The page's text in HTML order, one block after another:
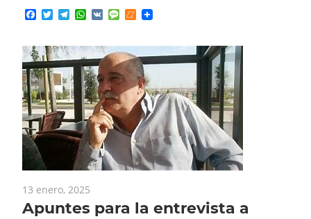
Facebook
TwitterTelegram
WhatsApp
VK MessageMeneame
13 enero, 2025
Apuntes para la entrevista a